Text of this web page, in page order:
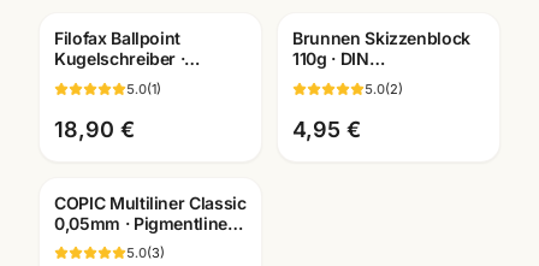
Filofax Ballpoint
Kugelschreiber ·
verschiedene Motive ·
Schreibgeräte
Mannheim
5.0(1)
18,90 €
Brunnen Skizzenblock
110g · DIN
A2/A3/A4/A5/A6
wählbar ·
Künstlerbedarf
Mannheim
5.0(2)
4,95 €
COPIC Multiliner Classic
0,05mm · Pigmentliner
dokumentenecht ·
5.0(3)